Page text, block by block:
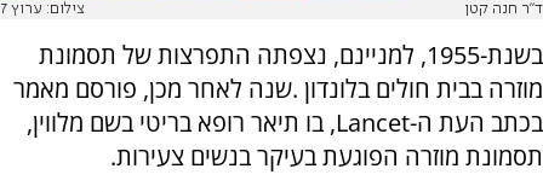
ד"ר חנה קטן צילום: ערוץ 7
בשנת-1955, למניינם, נצפתה התפרצות של תסמונת
מוזרה בבית חולים בלונדון .שנה לאחר מכן, פורסם מאמר
בכתב העת ה-Lancet, בו תיאר רופא בריטי בשם מלווין,
תסמונת מוזרה הפוגעת בעיקר בנשים צעירות.